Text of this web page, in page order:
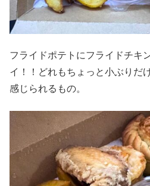
フライドポテトにフライドチキ
イ！！どれもちょっと小ぶりだ
感じられるもの。